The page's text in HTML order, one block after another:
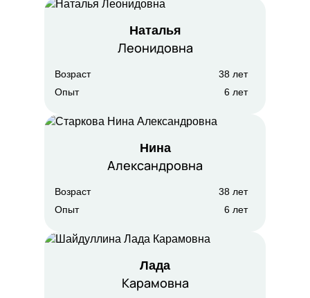
Наталья
Леонидовна
Возраст
38 лет
Опыт
6 лет
Нина
Александровна
Возраст
38 лет
Опыт
6 лет
Лада
Карамовна